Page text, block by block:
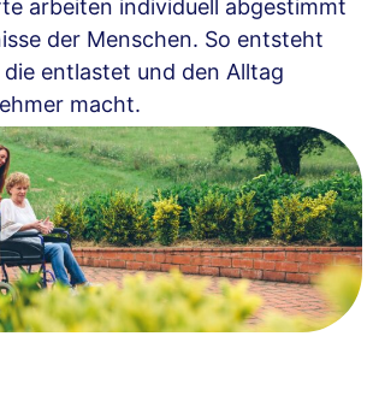
arbeiten individuell abgestimmt
der Menschen. So entsteht
entlastet und den Alltag
macht.